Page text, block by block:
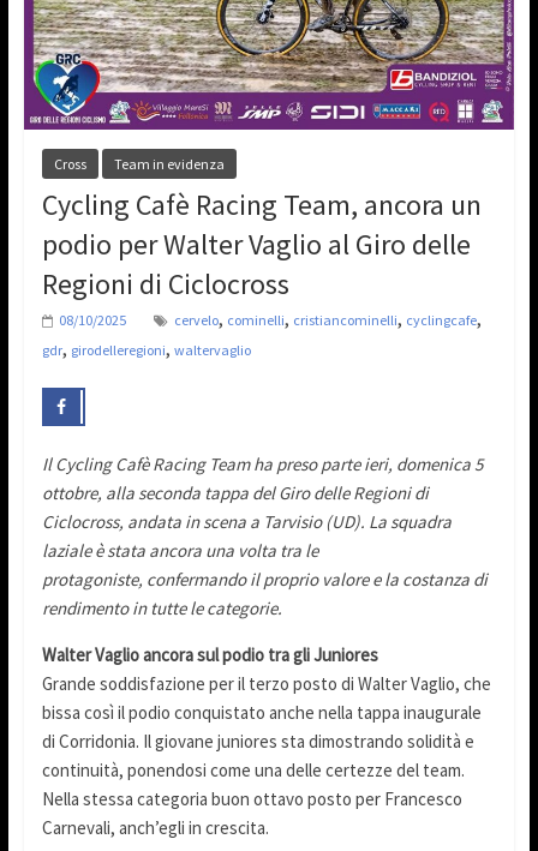
Cross Team in evidenza
Cycling Cafè Racing Team, ancora un
podio per Walter Vaglio al Giro delle
Regioni di Ciclocross
08/10/2025 cervelo, cominelli, cristiancominelli, cyclingcafe,
gdr, girodelleregioni, waltervaglio
Il Cycling Cafè Racing Team ha preso parte ieri, domenica 5
ottobre, alla seconda tappa del Giro delle Regioni di
Ciclocross, andata in scena a Tarvisio (UD). La squadra
laziale è stata ancora una volta tra le
protagoniste, confermando il proprio valore e la costanza di
rendimento in tutte le categorie.
Walter Vaglio ancora sul podio tra gli Juniores
Grande soddisfazione per il terzo posto di Walter Vaglio, che
bissa così il podio conquistato anche nella tappa inaugurale
di Corridonia. Il giovane juniores sta dimostrando solidità e
continuità, ponendosi come una delle certezze del team.
Nella stessa categoria buon ottavo posto per Francesco
Carnevali, anch’egli in crescita.